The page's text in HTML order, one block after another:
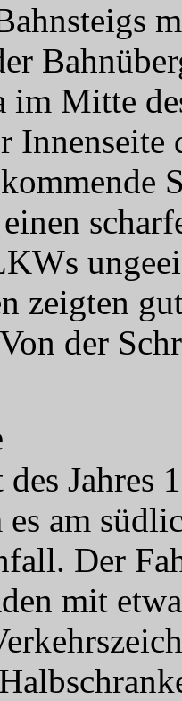
im Mitte
zeigten
der
Jahres
am
Der
mit